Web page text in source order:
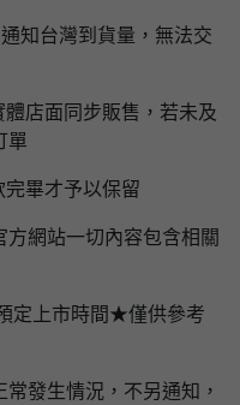
知台灣到貨量，無法交
店面同步販售，若未及
單
畢才予以保留
網站一切內容包含相關
定上市時間★僅供參考
發生情況，不另通知，